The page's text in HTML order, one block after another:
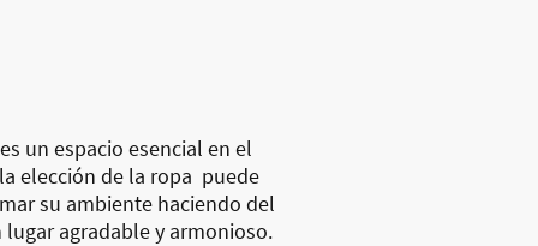
un espacio esencial en el
elección de la ropa puede
su ambiente haciendo del
agradable y armonioso.